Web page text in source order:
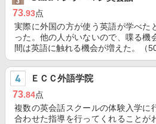
73.93点
実際に外国の方が使う英語が学べた
った。他の人がいないので、喋る機
間は英語に触れる機会が増えた。（
ＥＣＣ外語学院
73.84点
複数の英会話スクールの体験入学に
合わせた指導を行ってくれることが